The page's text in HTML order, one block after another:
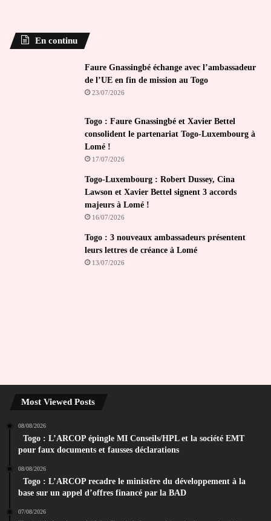
En continu
Faure Gnassingbé échange avec l’ambassadeur
de l’UE en fin de mission au Togo
23/07/2026
Togo : Faure Gnassingbé et Xavier Bettel
consolident le partenariat Togo-Luxembourg à
Lomé !
17/07/2026
Togo-Luxembourg : Robert Dussey, Cina
Lawson et Xavier Bettel signent 3 accords
majeurs à Lomé !
16/07/2026
Togo : 3 nouveaux ambassadeurs présentent
leurs lettres de créance à Lomé
13/07/2026
Most Viewed Posts
08/08/2026
Togo : L’ARCOP épingle MI Conseils/HPL et la société EMT
pour faux documents et fausses déclarations
08/08/2026
Togo : L’ARCOP recadre le ministère du développement à la
base sur un appel d’offres financé par la BAD
07/08/2026